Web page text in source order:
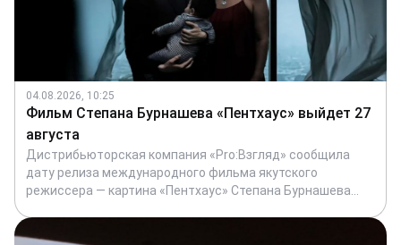
04.08.2026, 10:25
Фильм Степана Бурнашева «Пентхаус» выйдет 27
августа
Дистрибьюторская компания «Pro:Взгляд» сообщила
дату релиза международного фильма якутского
режиссера — картина «Пентхаус» Степана Бурнашева